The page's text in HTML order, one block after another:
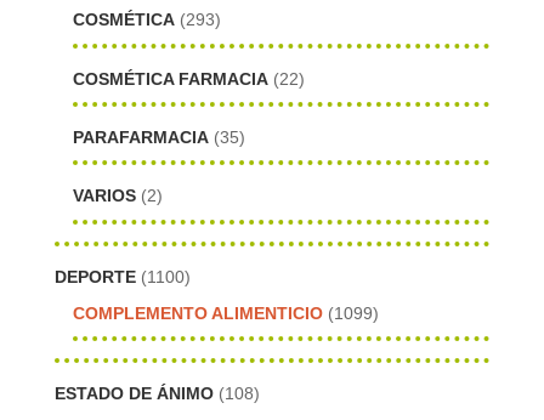
COSMÉTICA (293)
COSMÉTICA FARMACIA (22)
PARAFARMACIA (35)
VARIOS (2)
DEPORTE (1100)
COMPLEMENTO ALIMENTICIO (1099)
ESTADO DE ÁNIMO (108)